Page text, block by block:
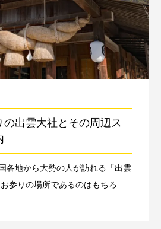
の出雲大社とその周辺ス
各地から大勢の人が訪れる「出雲
参りの場所であるのはもちろ